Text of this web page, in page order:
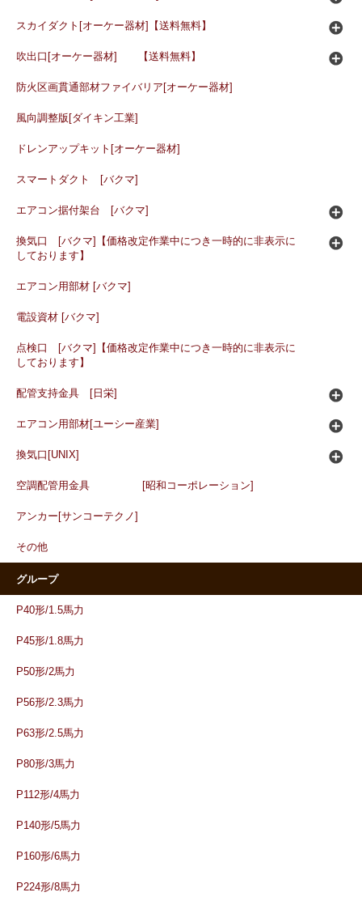
スカイダクト[オーケー器材]【送料無料】
吹出口[オーケー器材] 【送料無料】
防火区画貫通部材ファイバリア[オーケー器材]
風向調整版[ダイキン工業]
ドレンアップキット[オーケー器材]
スマートダクト [バクマ]
エアコン据付架台 [バクマ]
換気口 [バクマ]【価格改定作業中につき一時的に非表示に
しております】
エアコン用部材 [バクマ]
電設資材 [バクマ]
点検口 [バクマ]【価格改定作業中につき一時的に非表示に
しております】
配管支持金具 [日栄]
エアコン用部材[ユーシー産業]
換気口[UNIX]
空調配管用金具 [昭和コーポレーション]
アンカー[サンコーテクノ]
その他
グループ
P40形/1.5馬力
P45形/1.8馬力
P50形/2馬力
P56形/2.3馬力
P63形/2.5馬力
P80形/3馬力
P112形/4馬力
P140形/5馬力
P160形/6馬力
P224形/8馬力